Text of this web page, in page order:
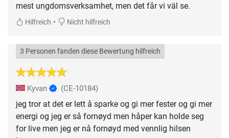
mest ungdomsverksamhet, men det får vi väl se.
Hilfreich • Nicht hilfreich
3 Personen fanden diese Bewertung hilfreich
Kyvan (CE-10184)
jeg tror at det er lett å sparke og gi mer fester og gi mer
energi og jeg er så fornøyd men håper kan holde seg
for live men jeg er nå fornøyd med vennlig hilsen